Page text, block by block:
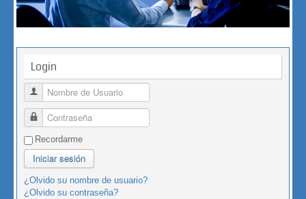
Login
Nombre de Usuario
Contraseña
Recordarme
Iniciar sesión
¿Olvido su nombre de usuario?
¿Olvido su contraseña?